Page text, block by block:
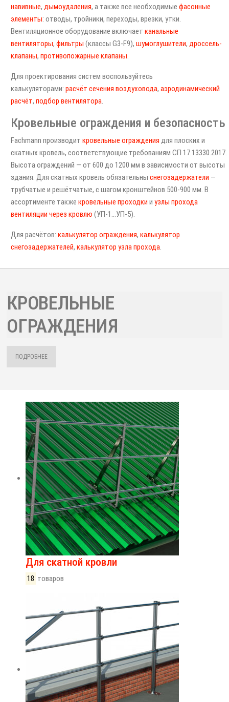
навивные,дымоудаления, а также все необходимыефасонные
элементы: отводы, тройники, переходы, врезки, утки.
Вентиляционное оборудование включаетканальные
вентиляторы,фильтры (классы G3-F9),шумоглушители,дроссель-
клапаны,противопожарные клапаны.
Для проектирования систем воспользуйтесь
калькуляторами:расчёт сечения воздуховода,аэродинамический
расчёт,подбор вентилятора.
Кровельные ограждения и безопасность
Fachmann производиткровельные ограждения для плоских и
скатных кровель, соответствующие требованиям СП 17.13330.2017.
Высота ограждений — от 600 до 1200 мм в зависимости от высоты
здания. Для скатных кровель обязательныснегозадержатели —
трубчатые и решётчатые, с шагом кронштейнов 500-900 мм. В
ассортименте такжекровельные проходки иузлы прохода
вентиляции через кровлю (УП-1…УП-5).
Для расчётов:калькулятор ограждения,калькулятор
снегозадержателей,калькулятор узла прохода.
КРОВЕЛЬНЫЕ
ОГРАЖДЕНИЯ
ПОДРОБНЕЕ
Для скатной кровли
18 товаров